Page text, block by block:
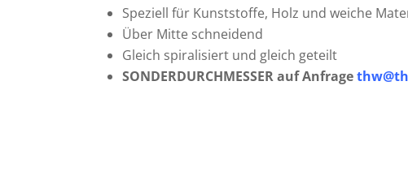
Speziell für Kunststoffe, Holz und weiche
Über Mitte schneidend
Gleich spiralisiert und gleich geteilt
SONDERDURCHMESSER auf Anfrage